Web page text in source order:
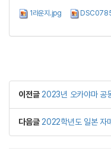
1라운지.jpg
이전글 2023년 오카야마 공
다음글 2022학년도 일본 자